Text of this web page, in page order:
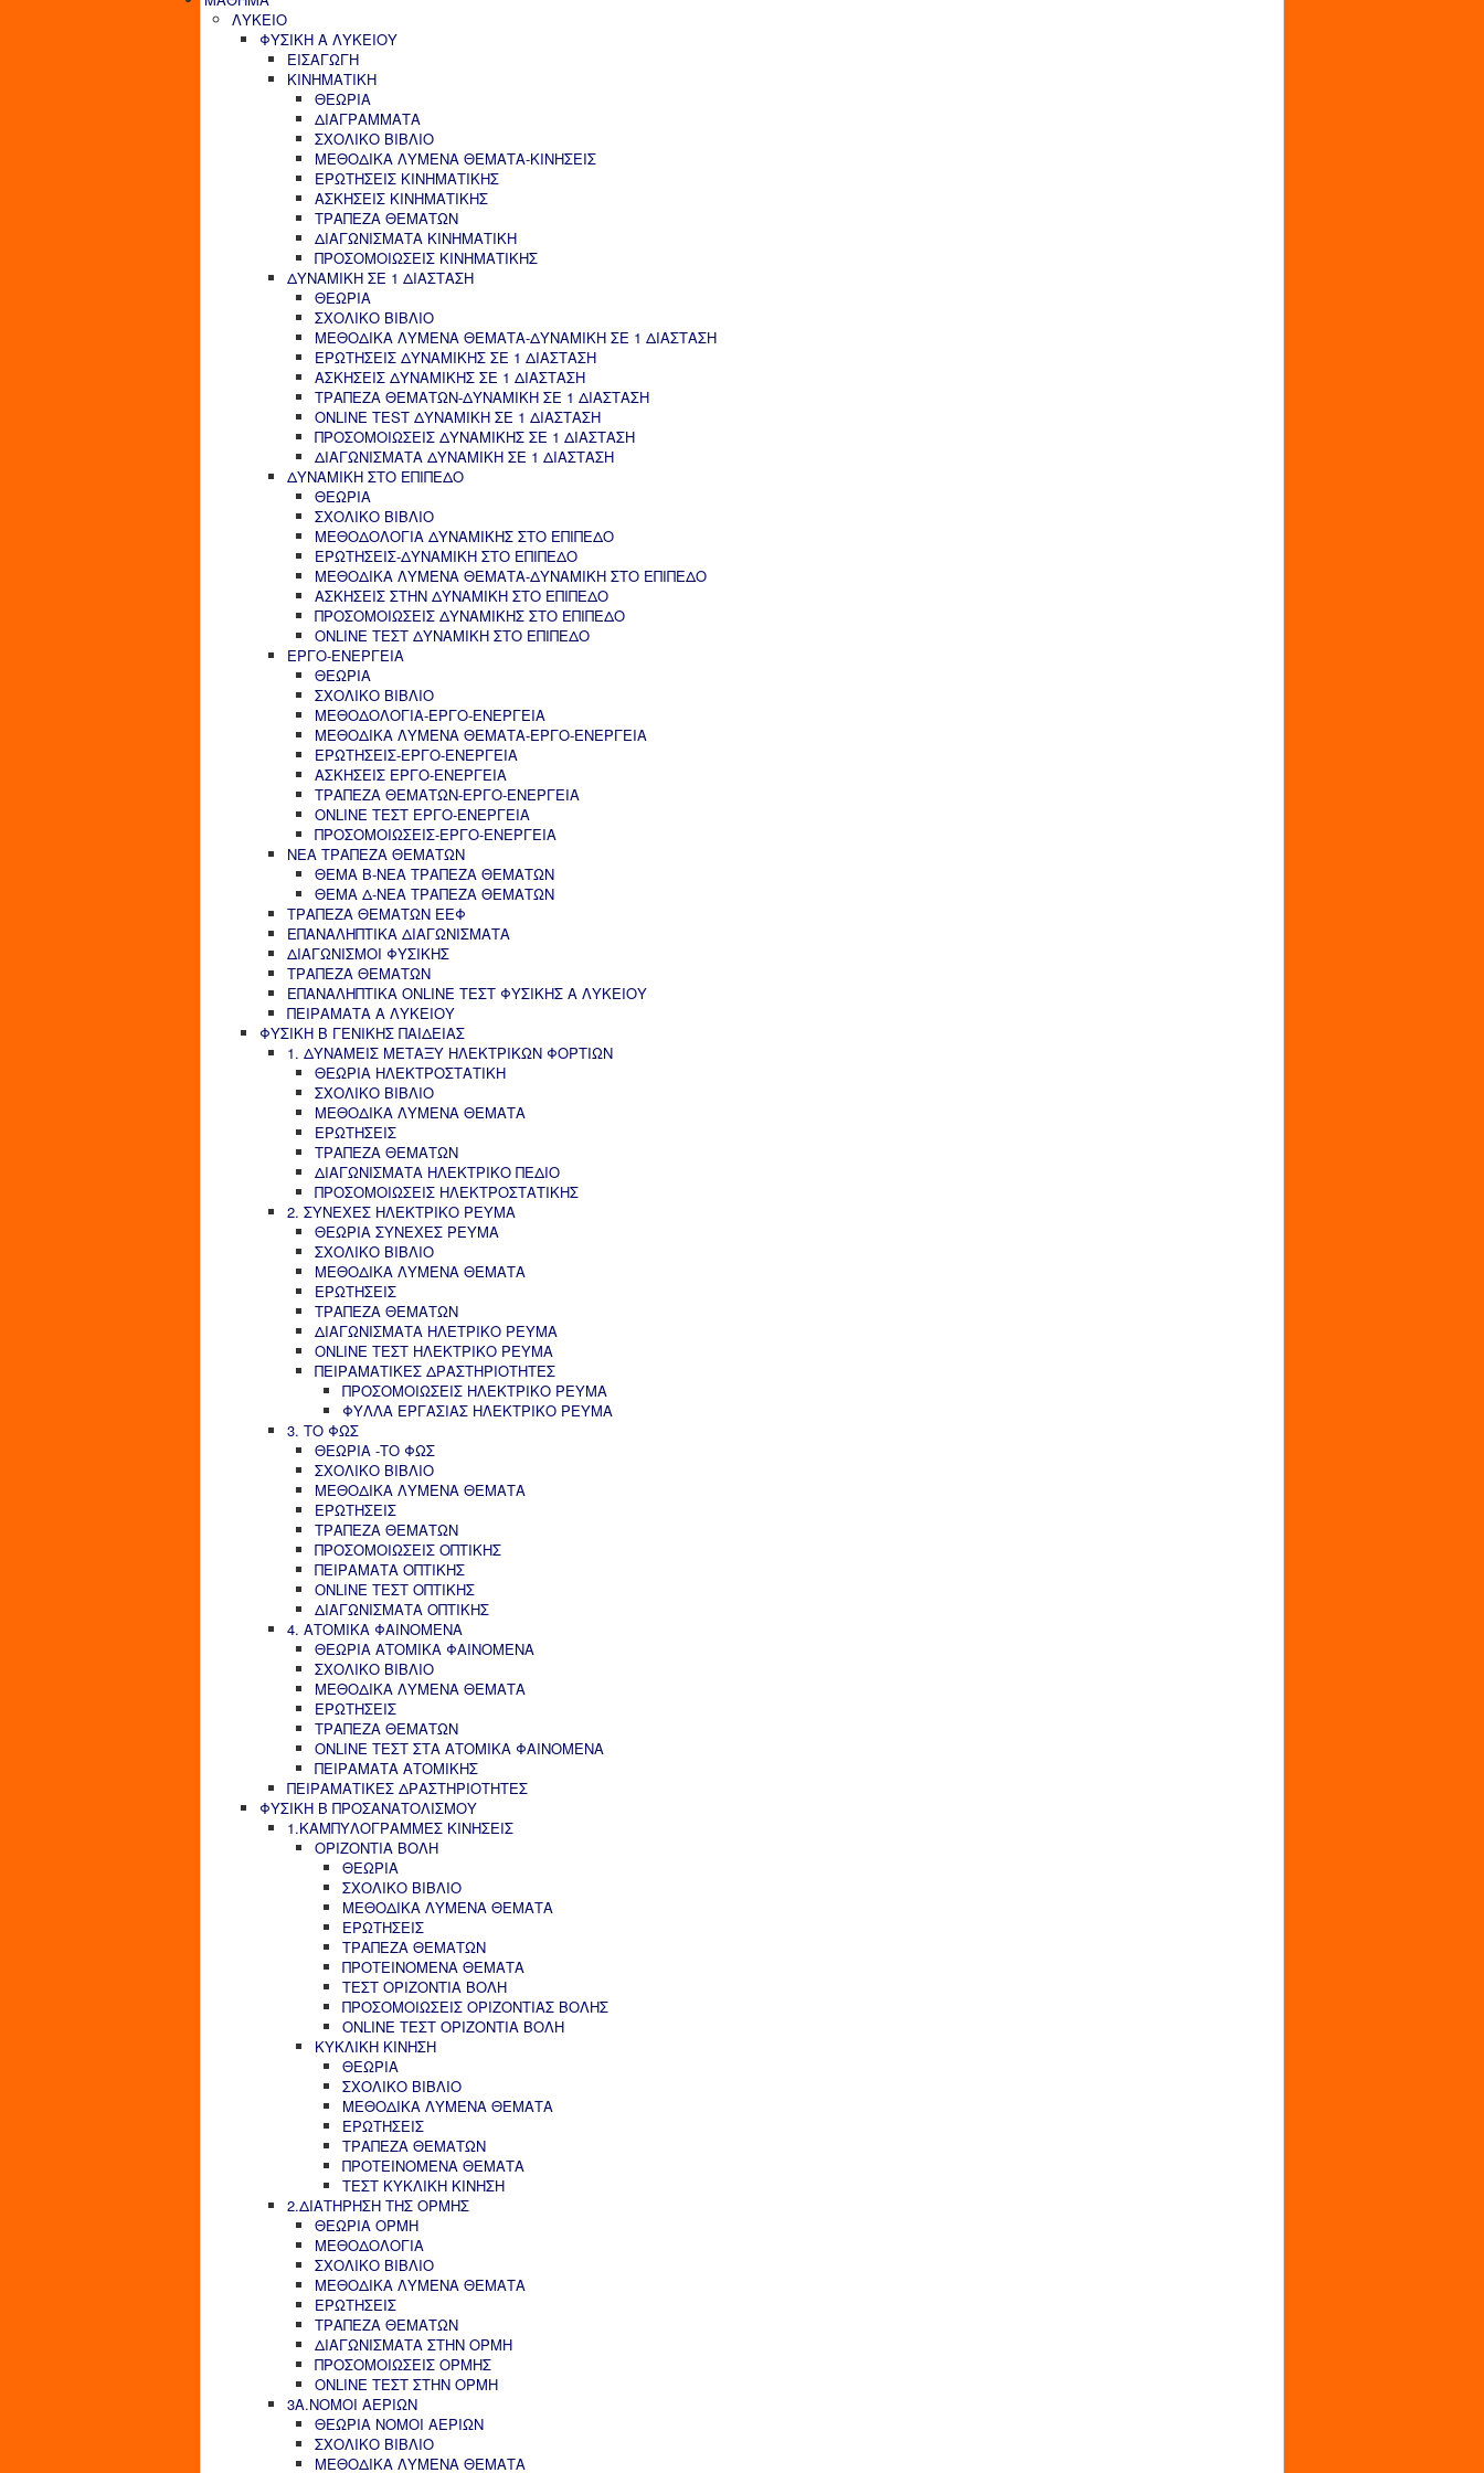
ΛΥΚΕΙΟ
ΦΥΣΙΚΗ Α ΛΥΚΕΙΟΥ
ΕΙΣΑΓΩΓΗ
ΚΙΝΗΜΑΤΙΚΗ
ΘΕΩΡΙΑ
ΔΙΑΓΡΑΜΜΑΤΑ
ΣΧΟΛΙΚΟ ΒΙΒΛΙΟ
ΜΕΘΟΔΙΚΑ ΛΥΜΕΝΑ ΘΕΜΑΤΑ-ΚΙΝΗΣΕΙΣ
ΕΡΩΤΗΣΕΙΣ ΚΙΝΗΜΑΤΙΚΗΣ
ΑΣΚΗΣΕΙΣ ΚΙΝΗΜΑΤΙΚΗΣ
ΤΡΑΠΕΖΑ ΘΕΜΑΤΩΝ
ΔΙΑΓΩΝΙΣΜΑΤΑ ΚΙΝΗΜΑΤΙΚΗ
ΠΡΟΣΟΜΟΙΩΣΕΙΣ ΚΙΝΗΜΑΤΙΚΗΣ
ΔΥΝΑΜΙΚΗ ΣΕ 1 ΔΙΑΣΤΑΣΗ
ΘΕΩΡΙΑ
ΣΧΟΛΙΚΟ ΒΙΒΛΙΟ
ΜΕΘΟΔΙΚΑ ΛΥΜΕΝΑ ΘΕΜΑΤΑ-ΔΥΝΑΜΙΚΗ ΣΕ 1 ΔΙΑΣΤΑΣΗ
ΕΡΩΤΗΣΕΙΣ ΔΥΝΑΜΙΚΗΣ ΣΕ 1 ΔΙΑΣΤΑΣΗ
ΑΣΚΗΣΕΙΣ ΔΥΝΑΜΙΚΗΣ ΣΕ 1 ΔΙΑΣΤΑΣΗ
ΤΡΑΠΕΖΑ ΘΕΜΑΤΩΝ-ΔΥΝΑΜΙΚΗ ΣΕ 1 ΔΙΑΣΤΑΣΗ
ONLINE TEST ΔΥΝΑΜΙΚΗ ΣΕ 1 ΔΙΑΣΤΑΣΗ
ΠΡΟΣΟΜΟΙΩΣΕΙΣ ΔΥΝΑΜΙΚΗΣ ΣΕ 1 ΔΙΑΣΤΑΣΗ
ΔΙΑΓΩΝΙΣΜΑΤΑ ΔΥΝΑΜΙΚΗ ΣΕ 1 ΔΙΑΣΤΑΣΗ
ΔΥΝΑΜΙΚΗ ΣΤΟ ΕΠΙΠΕΔΟ
ΘΕΩΡΙΑ
ΣΧΟΛΙΚΟ ΒΙΒΛΙΟ
ΜΕΘΟΔΟΛΟΓΙΑ ΔΥΝΑΜΙΚΗΣ ΣΤΟ ΕΠΙΠΕΔΟ
ΕΡΩΤΗΣΕΙΣ-ΔΥΝΑΜΙΚΗ ΣΤΟ ΕΠΙΠΕΔΟ
ΜΕΘΟΔΙΚΑ ΛΥΜΕΝΑ ΘΕΜΑΤΑ-ΔΥΝΑΜΙΚΗ ΣΤΟ ΕΠΙΠΕΔΟ
ΑΣΚΗΣΕΙΣ ΣΤΗΝ ΔΥΝΑΜΙΚΗ ΣΤΟ ΕΠΙΠΕΔΟ
ΠΡΟΣΟΜΟΙΩΣΕΙΣ ΔΥΝΑΜΙΚΗΣ ΣΤΟ ΕΠΙΠΕΔΟ
ONLINE ΤΕΣΤ ΔΥΝΑΜΙΚΗ ΣΤΟ ΕΠΙΠΕΔΟ
ΕΡΓΟ-ΕΝΕΡΓΕΙΑ
ΘΕΩΡΙΑ
ΣΧΟΛΙΚΟ ΒΙΒΛΙΟ
ΜΕΘΟΔΟΛΟΓΙΑ-ΕΡΓΟ-ΕΝΕΡΓΕΙΑ
ΜΕΘΟΔΙΚΑ ΛΥΜΕΝΑ ΘΕΜΑΤΑ-ΕΡΓΟ-ΕΝΕΡΓΕΙΑ
ΕΡΩΤΗΣΕΙΣ-ΕΡΓΟ-ΕΝΕΡΓΕΙΑ
ΑΣΚΗΣΕΙΣ ΕΡΓΟ-ΕΝΕΡΓΕΙΑ
ΤΡΑΠΕΖΑ ΘΕΜΑΤΩΝ-ΕΡΓΟ-ΕΝΕΡΓΕΙΑ
ONLINE ΤΕΣΤ ΕΡΓΟ-ΕΝΕΡΓΕΙΑ
ΠΡΟΣΟΜΟΙΩΣΕΙΣ-ΕΡΓΟ-ΕΝΕΡΓΕΙΑ
ΝΕΑ ΤΡΑΠΕΖΑ ΘΕΜΑΤΩΝ
ΘΕΜΑ Β-ΝΕΑ ΤΡΑΠΕΖΑ ΘΕΜΑΤΩΝ
ΘΕΜΑ Δ-ΝΕΑ ΤΡΑΠΕΖΑ ΘΕΜΑΤΩΝ
ΤΡΑΠΕΖΑ ΘΕΜΑΤΩΝ ΕΕΦ
ΕΠΑΝΑΛΗΠΤΙΚΑ ΔΙΑΓΩΝΙΣΜΑΤΑ
ΔΙΑΓΩΝΙΣΜΟΙ ΦΥΣΙΚΗΣ
ΤΡΑΠΕΖΑ ΘΕΜΑΤΩΝ
ΕΠΑΝΑΛΗΠΤΙΚΑ ONLINE ΤΕΣΤ ΦΥΣΙΚΗΣ Α ΛΥΚΕΙΟΥ
ΠΕΙΡΑΜΑΤΑ Α ΛΥΚΕΙΟΥ
ΦΥΣΙΚΗ Β ΓΕΝΙΚΗΣ ΠΑΙΔΕΙΑΣ
1. ΔΥΝΑΜΕΙΣ ΜΕΤΑΞΥ ΗΛΕΚΤΡΙΚΩΝ ΦΟΡΤΙΩΝ
ΘΕΩΡΙΑ ΗΛΕΚΤΡΟΣΤΑΤΙΚΗ
ΣΧΟΛΙΚΟ ΒΙΒΛΙΟ
ΜΕΘΟΔΙΚΑ ΛΥΜΕΝΑ ΘΕΜΑΤΑ
ΕΡΩΤΗΣΕΙΣ
ΤΡΑΠΕΖΑ ΘΕΜΑΤΩΝ
ΔΙΑΓΩΝΙΣΜΑΤΑ ΗΛΕΚΤΡΙΚΟ ΠΕΔΙΟ
ΠΡΟΣΟΜΟΙΩΣΕΙΣ ΗΛΕΚΤΡΟΣΤΑΤΙΚΗΣ
2. ΣΥΝΕΧΕΣ ΗΛΕΚΤΡΙΚΟ ΡΕΥΜΑ
ΘΕΩΡΙΑ ΣΥΝΕΧΕΣ ΡΕΥΜΑ
ΣΧΟΛΙΚΟ ΒΙΒΛΙΟ
ΜΕΘΟΔΙΚΑ ΛΥΜΕΝΑ ΘΕΜΑΤΑ
ΕΡΩΤΗΣΕΙΣ
ΤΡΑΠΕΖΑ ΘΕΜΑΤΩΝ
ΔΙΑΓΩΝΙΣΜΑΤΑ ΗΛΕΤΡΙΚΟ ΡΕΥΜΑ
ONLINE ΤΕΣΤ ΗΛΕΚΤΡΙΚΟ ΡΕΥΜΑ
ΠΕΙΡΑΜΑΤΙΚΕΣ ΔΡΑΣΤΗΡΙΟΤΗΤΕΣ
ΠΡΟΣΟΜΟΙΩΣΕΙΣ ΗΛΕΚΤΡΙΚΟ ΡΕΥΜΑ
ΦΥΛΛΑ ΕΡΓΑΣΙΑΣ ΗΛΕΚΤΡΙΚΟ ΡΕΥΜΑ
3. ΤΟ ΦΩΣ
ΘΕΩΡΙΑ -ΤΟ ΦΩΣ
ΣΧΟΛΙΚΟ ΒΙΒΛΙΟ
ΜΕΘΟΔΙΚΑ ΛΥΜΕΝΑ ΘΕΜΑΤΑ
ΕΡΩΤΗΣΕΙΣ
ΤΡΑΠΕΖΑ ΘΕΜΑΤΩΝ
ΠΡΟΣΟΜΟΙΩΣΕΙΣ ΟΠΤΙΚΗΣ
ΠΕΙΡΑΜΑΤΑ ΟΠΤΙΚΗΣ
ONLINE ΤΕΣΤ ΟΠΤΙΚΗΣ
ΔΙΑΓΩΝΙΣΜΑΤΑ ΟΠΤΙΚΗΣ
4. ΑΤΟΜΙΚΑ ΦΑΙΝΟΜΕΝΑ
ΘΕΩΡΙΑ ΑΤΟΜΙΚΑ ΦΑΙΝΟΜΕΝΑ
ΣΧΟΛΙΚΟ ΒΙΒΛΙΟ
ΜΕΘΟΔΙΚΑ ΛΥΜΕΝΑ ΘΕΜΑΤΑ
ΕΡΩΤΗΣΕΙΣ
ΤΡΑΠΕΖΑ ΘΕΜΑΤΩΝ
ONLINE ΤΕΣΤ ΣΤΑ ΑΤΟΜΙΚΑ ΦΑΙΝΟΜΕΝΑ
ΠΕΙΡΑΜΑΤΑ ΑΤΟΜΙΚΗΣ
ΠΕΙΡΑΜΑΤΙΚΕΣ ΔΡΑΣΤΗΡΙΟΤΗΤΕΣ
ΦΥΣΙΚΗ Β ΠΡΟΣΑΝΑΤΟΛΙΣΜΟΥ
1.ΚΑΜΠΥΛΟΓΡΑΜΜΕΣ ΚΙΝΗΣΕΙΣ
ΟΡΙΖΟΝΤΙΑ ΒΟΛΗ
ΘΕΩΡΙΑ
ΣΧΟΛΙΚΟ ΒΙΒΛΙΟ
ΜΕΘΟΔΙΚΑ ΛΥΜΕΝΑ ΘΕΜΑΤΑ
ΕΡΩΤΗΣΕΙΣ
ΤΡΑΠΕΖΑ ΘΕΜΑΤΩΝ
ΠΡΟΤΕΙΝΟΜΕΝΑ ΘΕΜΑΤΑ
ΤΕΣΤ ΟΡΙΖΟΝΤΙΑ ΒΟΛΗ
ΠΡΟΣΟΜΟΙΩΣΕΙΣ ΟΡΙΖΟΝΤΙΑΣ ΒΟΛΗΣ
ONLINE ΤΕΣΤ ΟΡΙΖΟΝΤΙΑ ΒΟΛΗ
ΚΥΚΛΙΚΗ ΚΙΝΗΣΗ
ΘΕΩΡΙΑ
ΣΧΟΛΙΚΟ ΒΙΒΛΙΟ
ΜΕΘΟΔΙΚΑ ΛΥΜΕΝΑ ΘΕΜΑΤΑ
ΕΡΩΤΗΣΕΙΣ
ΤΡΑΠΕΖΑ ΘΕΜΑΤΩΝ
ΠΡΟΤΕΙΝΟΜΕΝΑ ΘΕΜΑΤΑ
ΤΕΣΤ ΚΥΚΛΙΚΗ ΚΙΝΗΣΗ
2.ΔΙΑΤΗΡΗΣΗ ΤΗΣ ΟΡΜΗΣ
ΘΕΩΡΙΑ ΟΡΜΗ
ΜΕΘΟΔΟΛΟΓΙΑ
ΣΧΟΛΙΚΟ ΒΙΒΛΙΟ
ΜΕΘΟΔΙΚΑ ΛΥΜΕΝΑ ΘΕΜΑΤΑ
ΕΡΩΤΗΣΕΙΣ
ΤΡΑΠΕΖΑ ΘΕΜΑΤΩΝ
ΔΙΑΓΩΝΙΣΜΑΤΑ ΣΤΗΝ ΟΡΜΗ
ΠΡΟΣΟΜΟΙΩΣΕΙΣ ΟΡΜΗΣ
ONLINE ΤΕΣΤ ΣΤΗΝ ΟΡΜΗ
3Α.ΝΟΜΟΙ ΑΕΡΙΩΝ
ΘΕΩΡΙΑ ΝΟΜΟΙ ΑΕΡΙΩΝ
ΣΧΟΛΙΚΟ ΒΙΒΛΙΟ
ΜΕΘΟΔΙΚΑ ΛΥΜΕΝΑ ΘΕΜΑΤΑ